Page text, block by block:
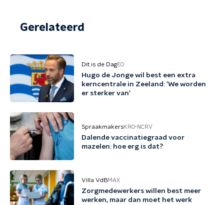
Gerelateerd
Dit is de DagEO
Hugo de Jonge wil best een extra
kerncentrale in Zeeland: 'We worden
er sterker van'
SpraakmakersKRO-NCRV
Dalende vaccinatiegraad voor
mazelen: hoe erg is dat?
Villa VdBMAX
Zorgmedewerkers willen best meer
werken, maar dan moet het werk